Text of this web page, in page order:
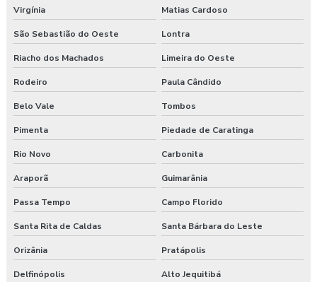
Virgínia Matias Cardoso
São Sebastião do Oeste Lontra
Riacho dos Machados Limeira do Oeste
Rodeiro Paula Cândido
Belo Vale Tombos
Pimenta Piedade de Caratinga
Rio Novo Carbonita
Araporã Guimarânia
Passa Tempo Campo Florido
Santa Rita de Caldas Santa Bárbara do Leste
Orizânia Pratápolis
Delfinópolis Alto Jequitibá